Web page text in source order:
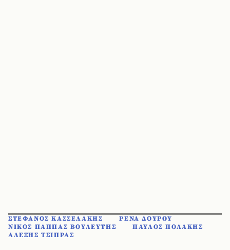
ΣΤΕΦΑΝΟΣ ΚΑΣΣΕΛΑΚΗΣ
ΡΕΝΑ ΔΟΥΡΟΥ
ΝΙΚΟΣ ΠΑΠΠΑΣ ΒΟΥΛΕΥΤΗΣ
ΠΑΥΛΟΣ ΠΟΛΑΚΗΣ
ΑΛΕΞΗΣ ΤΣΙΠΡΑΣ